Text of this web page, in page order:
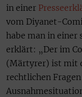
in einer
vom Diyanet-
habe man in einer
erklärt: „Der im
(Märtyrer) ist mit
rechtlichen